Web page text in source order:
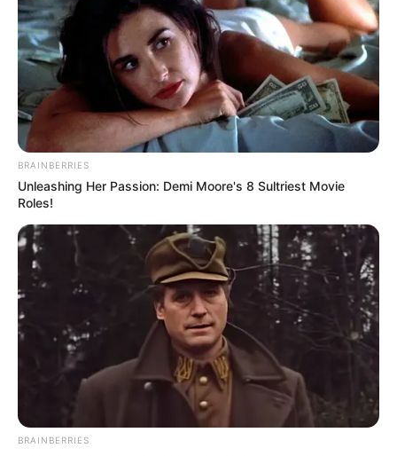
INSPIRASI
Menggemaskan, 10 Potret
Desain Tato Keren Bertema
Kucing
Penulis: vivi | 28 Juni 2022
Bagi pecinta hewan peliharaan, tentu kucing menjadi salah satu
hewan favorit mereka. Hewan lucu satu ini terkenal dengan
sifatnya yang setia untuk mendampingi manusia. Terlebih, kucing
juga sudah seperti hewan rumahan yang wajib ada
keberadaannya.
Dengan adanya kucing, maka rumah akan lebih terjaga dari
serangan tikus, cicak, dan hewan lain yang cukup mengganggu.
Tak hanya itu, kucing juga bisa jadi teman bermain manusia yang
cukup menghibur.
BRAINBERRIES
Unleashing Her Passion: Demi Moore's 8 Sultriest Movie
Roles!
BRAINBERRIES